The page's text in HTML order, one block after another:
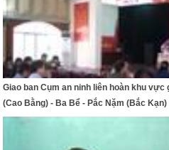
Giao ban Cụm an ninh liên hoàn khu
(Cao Bằng) - Ba Bể - Pắc Nặm (Bắc Kạn)